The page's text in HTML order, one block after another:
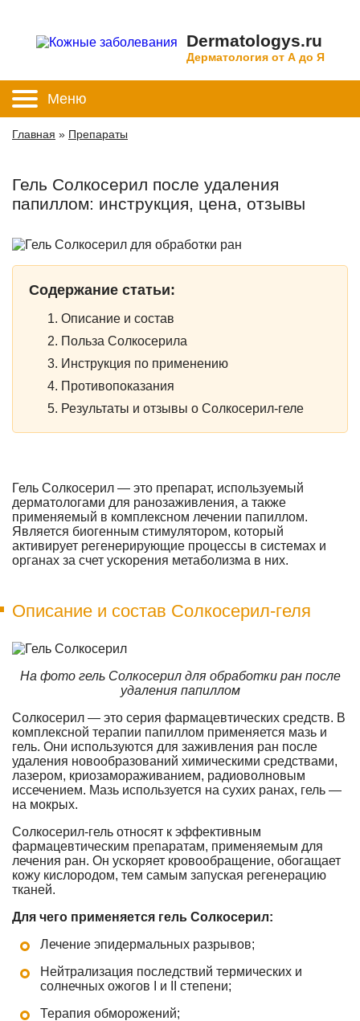
Dermatologys.ru
Дерматология от А до Я
Меню
Главная » Препараты
Гель Солкосерил после удаления
папиллом: инструкция, цена, отзывы
Содержание статьи:
Описание и состав
Польза Солкосерила
Инструкция по применению
Противопоказания
Результаты и отзывы о Солкосерил-геле
Гель Солкосерил — это препарат, используемый
дерматологами для ранозаживления, а также
применяемый в комплексном лечении папиллом.
Является биогенным стимулятором, который
активирует регенерирующие процессы в системах и
органах за счет ускорения метаболизма в них.
Описание и состав Солкосерил-геля
На фото гель Солкосерил для обработки ран после
удаления папиллом
Солкосерил — это серия фармацевтических средств. В
комплексной терапии папиллом применяется мазь и
гель. Они используются для заживления ран после
удаления новообразований химическими средствами,
лазером, криозамораживанием, радиоволновым
иссечением. Мазь используется на сухих ранах, гель —
на мокрых.
Солкосерил-гель относят к эффективным
фармацевтическим препаратам, применяемым для
лечения ран. Он ускоряет кровообращение, обогащает
кожу кислородом, тем самым запуская регенерацию
тканей.
Для чего применяется гель Солкосерил:
Лечение эпидермальных разрывов;
Нейтрализация последствий термических и
солнечных ожогов I и II степени;
Терапия обморожений;